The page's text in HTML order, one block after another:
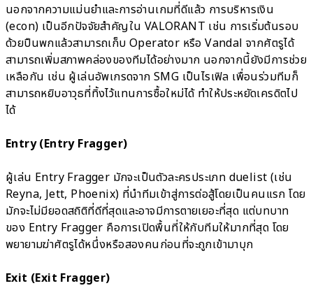
นอกจากความแม่นยำและการอ่านเกมที่ดีแล้ว การบริหารเงิน
(econ) เป็นอีกปัจจัยสำคัญใน VALORANT เช่น การเริ่มต้นรอบ
ด้วยปืนพกแล้วสามารถเก็บ Operator หรือ Vandal จากศัตรูได้
สามารถเพิ่มสภาพคล่องของทีมได้อย่างมาก นอกจากนี้ยังมีการช่วย
เหลือกัน เช่น ผู้เล่นอัพเกรดจาก SMG เป็นไรเฟิล เพื่อนร่วมทีมก็
สามารถหยิบอาวุธที่ทิ้งไว้แทนการซื้อใหม่ได้ ทำให้ประหยัดเครดิตไป
ได้
Entry (Entry Fragger)
ผู้เล่น Entry Fragger มักจะเป็นตัวละครประเภท duelist (เช่น
Reyna, Jett, Phoenix) ที่นำทีมเข้าสู่การต่อสู้โดยเป็นคนแรก โดย
มักจะไม่มียอดสถิติที่ดีที่สุดและอาจมีการตายเยอะที่สุด แต่บทบาท
ของ Entry Fragger คือการเปิดพื้นที่ให้กับทีมให้มากที่สุด โดย
พยายามฆ่าศัตรูได้หนึ่งหรือสองคนก่อนที่จะถูกเข้ามาบุก
Exit (Exit Fragger)